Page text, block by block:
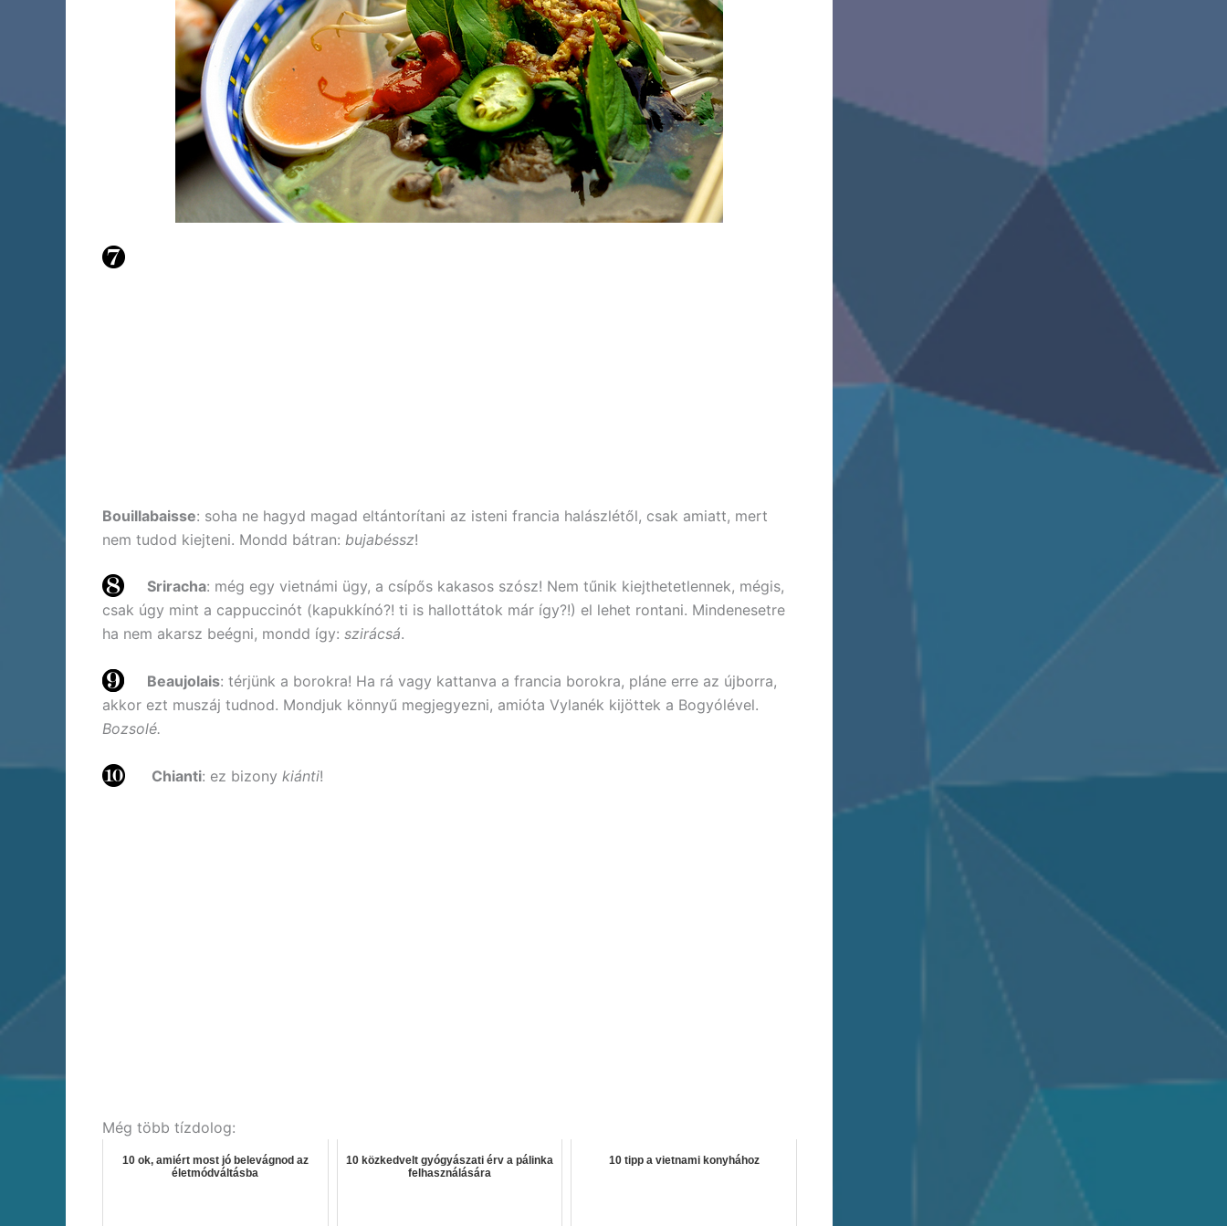
Bouillabaisse: soha ne hagyd magad eltántorítani az isteni francia halászlétől, csak amiatt, mert
nem tudod kiejteni. Mondd bátran: bujabéssz!
Sriracha: még egy vietnámi ügy, a csípős kakasos szósz! Nem tűnik kiejthetetlennek, mégis,
csak úgy mint a cappuccinót (kapukkínó?! ti is hallottátok már így?!) el lehet rontani. Mindenesetre
ha nem akarsz beégni, mondd így: szirácsá.
Beaujolais: térjünk a borokra! Ha rá vagy kattanva a francia borokra, pláne erre az újborra,
akkor ezt muszáj tudnod. Mondjuk könnyű megjegyezni, amióta Vylanék kijöttek a Bogyólével.
Bozsolé.
Chianti: ez bizony kiánti!
Még több tízdolog:
10 ok, amiért most jó belevágnod az
életmódváltásba
10 közkedvelt gyógyászati érv a pálinka
felhasználására
10 tipp a vietnami konyhához